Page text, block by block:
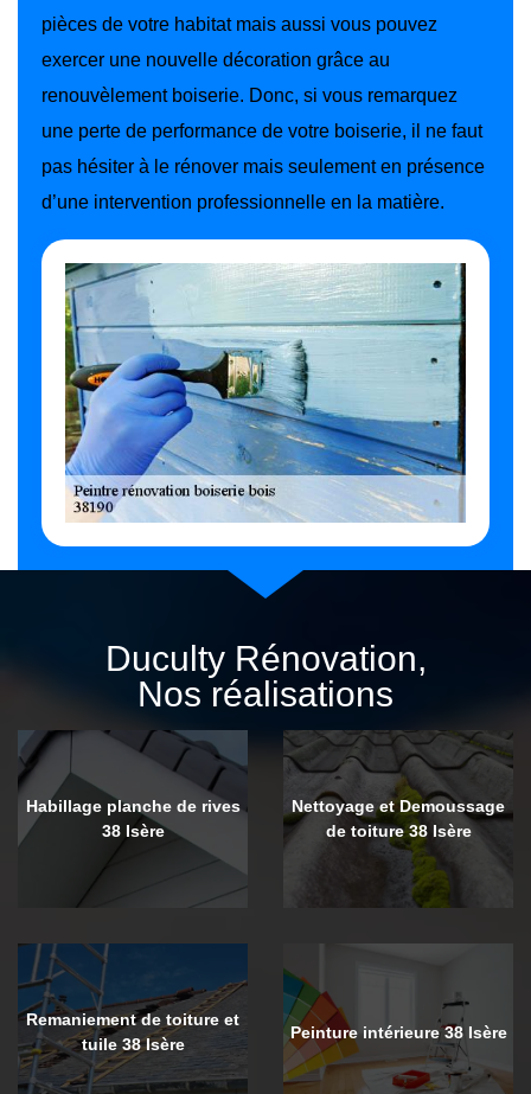
pièces de votre habitat mais aussi vous pouvez
exercer une nouvelle décoration grâce au
renouvèlement boiserie. Donc, si vous remarquez
une perte de performance de votre boiserie, il ne faut
pas hésiter à le rénover mais seulement en présence
d’une intervention professionnelle en la matière.
Duculty Rénovation,
Nos réalisations
Habillage planche de rives
38 Isère
Nettoyage et Demoussage
de toiture 38 Isère
Remaniement de toiture et
tuile 38 Isère
Peinture intérieure 38 Isère